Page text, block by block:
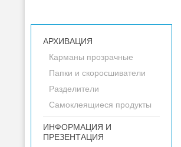
АРХИВАЦИЯ
Карманы прозрачные
Папки и скоросшиватели
Разделители
Самоклеящиеся продукты
ИНФОРМАЦИЯ И
ПРЕЗЕНТАЦИЯ